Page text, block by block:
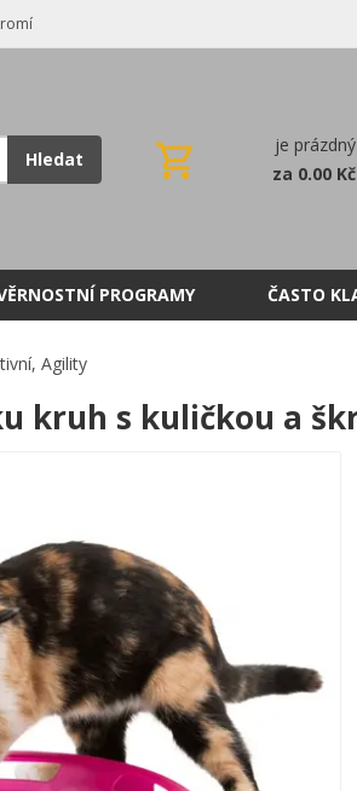
Hledat
je prázdný
za 0.00 Kč
PROGRAMY ČASTO
Agility
kruh s kuličkou a